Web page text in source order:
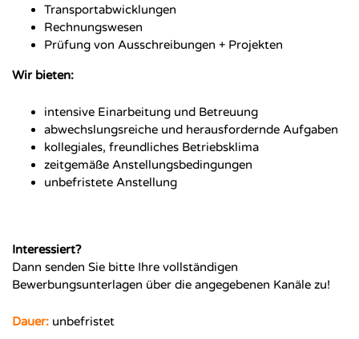
Transportabwicklungen
Rechnungswesen
Prüfung von Ausschreibungen + Projekten
Wir bieten:
intensive Einarbeitung und Betreuung
abwechslungsreiche und herausfordernde Aufgaben
kollegiales, freundliches Betriebsklima
zeitgemäße Anstellungsbedingungen
unbefristete Anstellung
Interessiert?
Dann senden Sie bitte Ihre vollständigen
Bewerbungsunterlagen über die angegebenen Kanäle zu!
Dauer: unbefristet